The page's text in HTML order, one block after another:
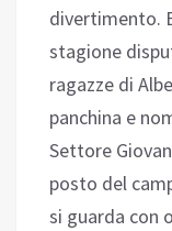
divertimento.
stagione
ragazze di
panchina e
Settore
posto del
si guarda con